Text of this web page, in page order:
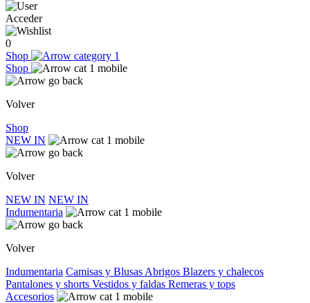
Acceder
0
Shop
Shop
Volver
Shop
NEW IN
Volver
NEW IN NEW IN
Indumentaria
Volver
Indumentaria Camisas y Blusas Abrigos Blazers y chalecos
Pantalones y shorts Vestidos y faldas Remeras y tops
Accesorios